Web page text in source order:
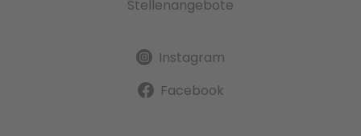
Stellenangebote
Instagram
Facebook